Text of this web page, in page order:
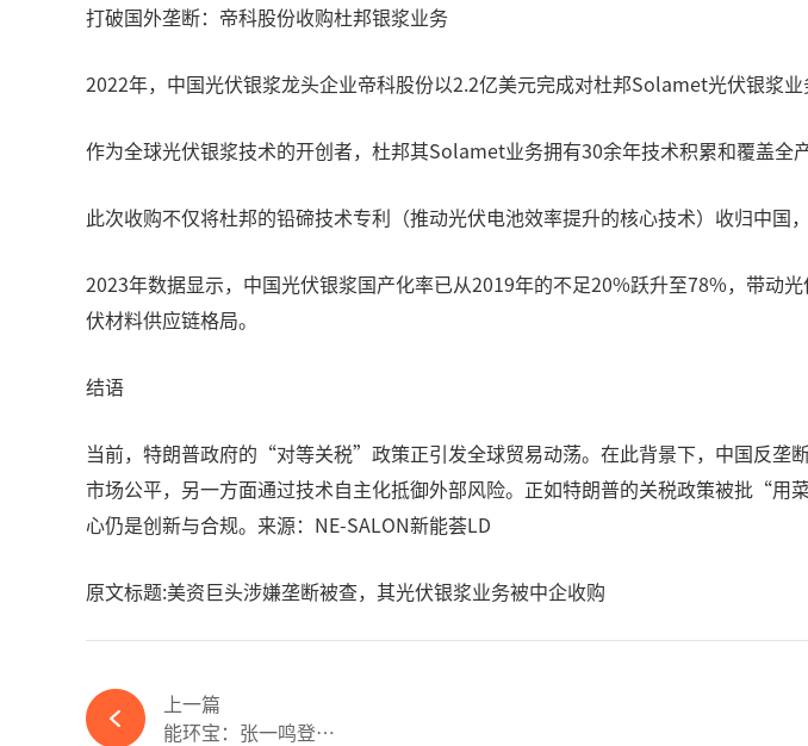
打破国外垄断：帝科股份收购杜邦银浆业务
2022年，中国光伏银浆龙头企业帝科股份以2.2亿美元完成对杜邦Solamet光伏银浆
作为全球光伏银浆技术的开创者，杜邦其Solamet业务拥有30余年技术积累和覆盖全
此次收购不仅将杜邦的铅碲技术专利（推动光伏电池效率提升的核心技术）收归中国
2023年数据显示，中国光伏银浆国产化率已从2019年的不足20%跃升至78%，带动
伏材料供应链格局。
结语
当前，特朗普政府的“对等关税”政策正引发全球贸易动荡。在此背景下，中国反垄
市场公平，另一方面通过技术自主化抵御外部风险。正如特朗普的关税政策被批“
心仍是创新与合规。来源：NE-SALON新能荟LD
原文标题:美资巨头涉嫌垄断被查，其光伏银浆业务被中企收购
上一篇
能环宝：张一鸣登顶中国首富，背后光伏与绿电产业成关键力量-365wm完美体育官网